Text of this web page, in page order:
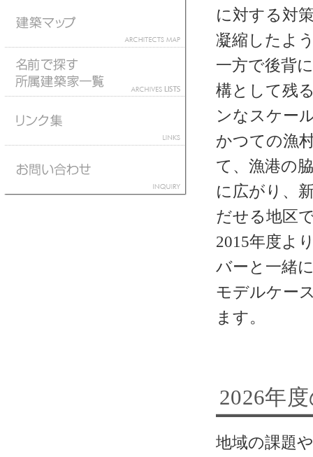
に対する対
凝縮したよ
一方で後背
構として残
ンなスケー
かつての漁
て、漁港の
に広がり、
だせる地区
2015年度よ
バーと一緒
モデルケー
ます。
2026年
地域の課題